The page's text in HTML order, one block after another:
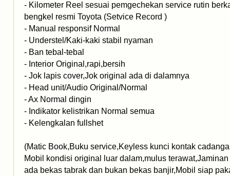
- Kilometer Reel sesuai pemgechekan service rutin
bengkel resmi Toyota (Setvice Record )
- Manual responsif Normal
- Understel/Kaki-kaki stabil nyaman
- Ban tebal-tebal
- Interior Original,rapi,bersih
- Jok lapis cover,Jok original ada di dalamnya
- Head unit/Audio Original/Normal
- Ax Normal dingin
- Indikator kelistrikan Normal semua
- Kelengkalan fullshet
(Matic Book,Buku service,Keyless kunci kontak
Mobil kondisi original luar dalam,mulus
ada bekas tabrak dan bukan bekas banjir,Mobil siap